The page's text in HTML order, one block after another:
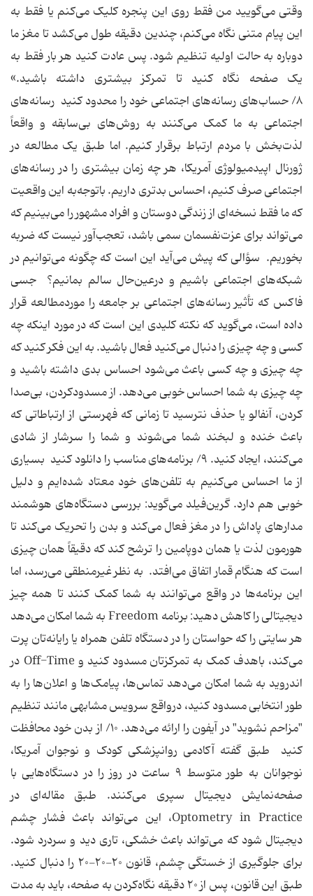
وقتی می‌گویید من فقط روی این پنجره کلیک می‌کنم یا فقط به
این پیام متنی نگاه می‌کنم، چندین دقیقه طول می‌کشد تا مغز ما
دوباره به حالت اولیه تنظیم شود. پس عادت کنید هر بار فقط به
یک صفحه نگاه کنید تا تمرکز بیشتری داشته باشید.»
۸/ حساب‌های رسانه‌های اجتماعی خود را محدود کنید رسانه‌های
اجتماعی به ما کمک می‌کنند به روش‌های بی‌سابقه و واقعاً
لذت‌بخش با مردم ارتباط برقرار کنیم. اما طبق یک مطالعه در
ژورنال اپیدمیولوژی آمریکا، هر چه زمان بیشتری را در رسانه‌های
اجتماعی صرف کنیم، احساس بدتری داریم. باتوجه‌به این واقعیت
که ما فقط نسخه‌ای از زندگی دوستان و افراد مشهور را می‌بینیم که
می‌تواند برای عزت‌نفسمان سمی باشد، تعجب‌آور نیست که ضربه
بخوریم. سؤالی که پیش می‌آید این است که چگونه می‌توانیم در
شبکه‌های اجتماعی باشیم و درعین‌حال سالم بمانیم؟ جسی
فاکس که تأثیر رسانه‌های اجتماعی بر جامعه را موردمطالعه قرار
داده است، می‌گوید که نکته کلیدی این است که در مورد اینکه چه
کسی و چه چیزی را دنبال می‌کنید فعال باشید. به این فکر کنید که
چه چیزی و چه کسی باعث می‌شود احساس بدی داشته باشید و
چه چیزی به شما احساس خوبی می‌دهد. از مسدودکردن، بی‌صدا
کردن، آنفالو یا حذف نترسید تا زمانی که فهرستی از ارتباطاتی که
باعث خنده و لبخند شما می‌شوند و شما را سرشار از شادی
می‌کنند، ایجاد کنید. ۹/ برنامه‌های مناسب را دانلود کنید بسیاری
از ما احساس می‌کنیم به تلفن‌های خود معتاد شده‌ایم و دلیل
خوبی هم دارد. گرین‌فیلد می‌گوید: بررسی دستگاه‌های هوشمند
مدارهای پاداش را در مغز فعال می‌کند و بدن را تحریک می‌کند تا
هورمون لذت یا همان دوپامین را ترشح کند که دقیقاً همان چیزی
است که هنگام قمار اتفاق می‌افتد. به نظر غیرمنطقی می‌رسد، اما
این برنامه‌ها در واقع می‌توانند به شما کمک کنند تا همه چیز
دیجیتالی را کاهش دهید: برنامه Freedom به شما امکان می‌دهد
هر سایتی را که حواستان را در دستگاه تلفن همراه یا رایانه‌تان پرت
می‌کند، باهدف کمک به تمرکزتان مسدود کنید و Off-Time در
اندروید به شما امکان می‌دهد تماس‌ها، پیامک‌ها و اعلان‌ها را به
طور انتخابی مسدود کنید، درواقع سرویس مشابهی مانند تنظیم
"مزاحم نشوید" در آیفون را ارائه می‌دهد. ۱۰/ از بدن خود محافظت
کنید طبق گفته آکادمی روانپزشکی کودک و نوجوان آمریکا،
نوجوانان به طور متوسط ۹ ساعت در روز را در دستگاه‌هایی با
صفحه‌نمایش دیجیتال سپری می‌کنند. طبق مقاله‌ای در
Optometry in Practice، این می‌تواند باعث فشار چشم
دیجیتال شود که می‌تواند باعث خشکی، تاری دید و سردرد شود.
برای جلوگیری از خستگی چشم، قانون ۲۰-۲۰-۲۰ را دنبال کنید.
طبق این قانون، پس از ۲۰ دقیقه نگاه‌کردن به صفحه، باید به مدت